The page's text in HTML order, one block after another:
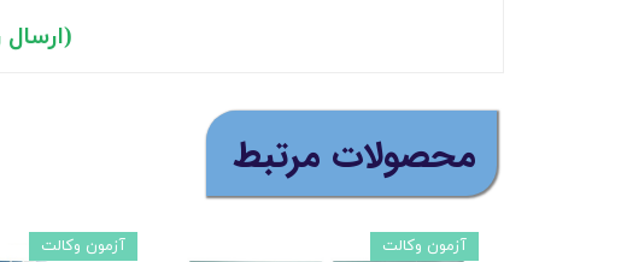
(ارسال
​محصولات مرتبط
آزمون وکالت
آزمون وکالت